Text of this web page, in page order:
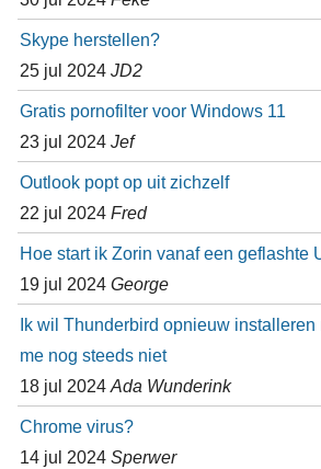
Skype herstellen?
25 jul 2024 JD2
Gratis pornofilter voor Windows 11
23 jul 2024 Jef
Outlook popt op uit zichzelf
22 jul 2024 Fred
Hoe start ik Zorin vanaf een geflashte
19 jul 2024 George
Ik wil Thunderbird opnieuw installeren
me nog steeds niet
18 jul 2024 Ada Wunderink
Chrome virus?
14 jul 2024 Sperwer